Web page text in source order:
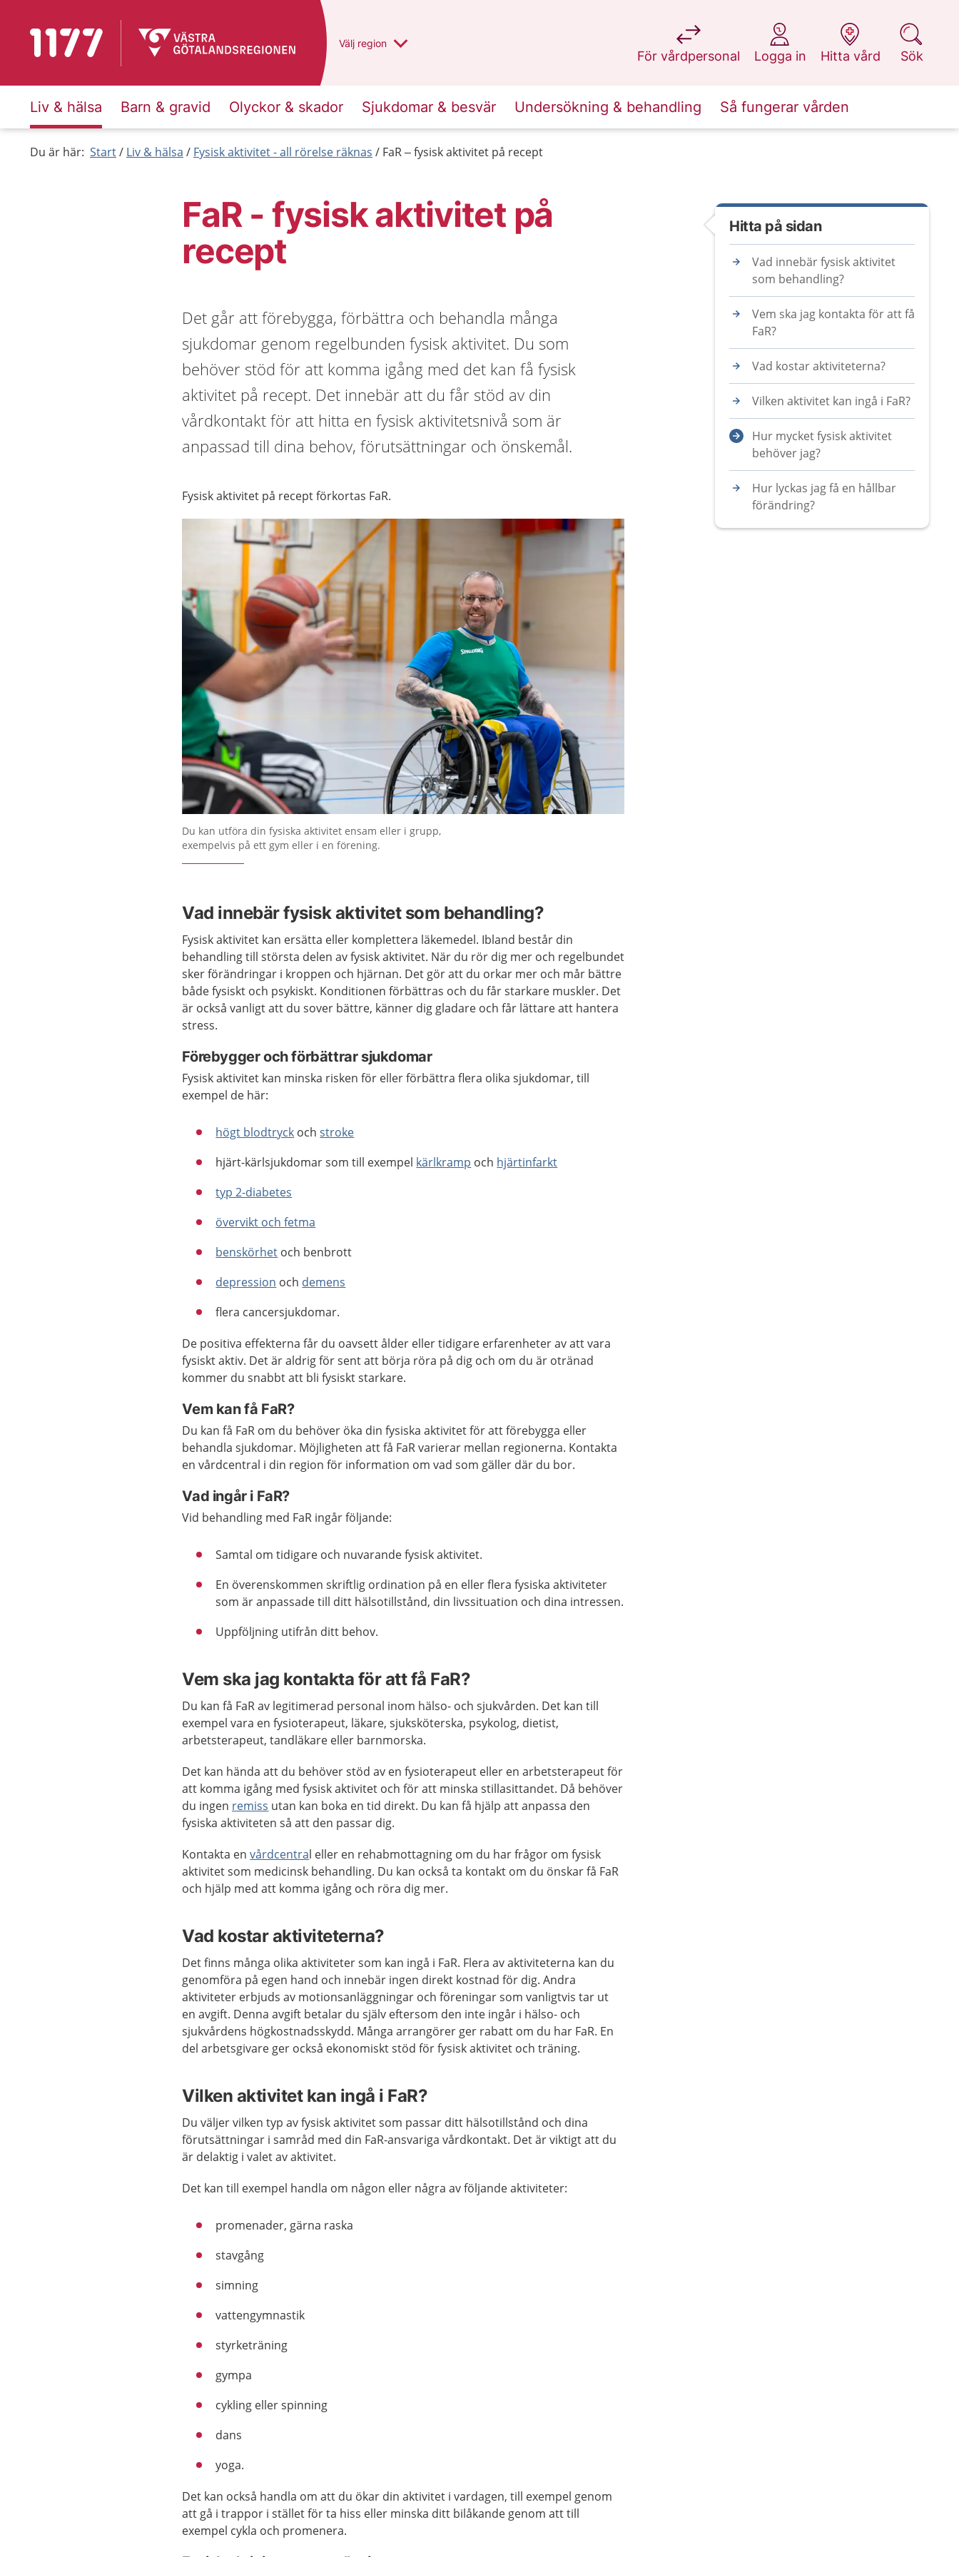
Till startsidan för 1177 Du har valt region
Välj en annan
region
För vårdpersonal
på 1177.se
Logga in
på 1177.se
Hitta vård
på 1177.se
Sök
på 1177.se
Liv & hälsa Barn & gravid Olyckor & skador Sjukdomar & besvär Undersökning & behandling Så fungerar vården
Du är här: Start Liv & hälsa Fysisk aktivitet - all rörelse räknas FaR – fysisk aktivitet på recept
FaR - fysisk aktivitet på
recept
Det går att förebygga, förbättra och behandla många
sjukdomar genom regelbunden fysisk aktivitet. Du som
behöver stöd för att komma igång med det kan få fysisk
aktivitet på recept. Det innebär att du får stöd av din
vårdkontakt för att hitta en fysisk aktivitetsnivå som är
anpassad till dina behov, förutsättningar och önskemål.
Fysisk aktivitet på recept förkortas FaR.
Du kan utföra din fysiska aktivitet ensam eller i grupp,
exempelvis på ett gym eller i en förening.
Vad innebär fysisk aktivitet som behandling?
Fysisk aktivitet kan ersätta eller komplettera läkemedel. Ibland består din
behandling till största delen av fysisk aktivitet. När du rör dig mer och regelbundet
sker förändringar i kroppen och hjärnan. Det gör att du orkar mer och mår bättre
både fysiskt och psykiskt. Konditionen förbättras och du får starkare muskler. Det
är också vanligt att du sover bättre, känner dig gladare och får lättare att hantera
stress.
Förebygger och förbättrar sjukdomar
Fysisk aktivitet kan minska risken för eller förbättra flera olika sjukdomar, till
exempel de här:
högt blodtryck ochstroke
hjärt-kärlsjukdomar som till exempel kärlkramp och hjärtinfarkt
typ 2-diabetes
övervikt och fetma
benskörhet och benbrott
depression och demens
flera cancersjukdomar.
De positiva effekterna får du oavsett ålder eller tidigare erfarenheter av att vara
fysiskt aktiv. Det är aldrig för sent att börja röra på dig och om du är otränad
kommer du snabbt att bli fysiskt starkare.
Vem kan få FaR?
Du kan få FaR om du behöver öka din fysiska aktivitet för att förebygga eller
behandla sjukdomar. Möjligheten att få FaR varierar mellan regionerna. Kontakta
en vårdcentral i din region för information om vad som gäller där du bor.
Vad ingår i FaR?
Vid behandling med FaR ingår följande:
Samtal om tidigare och nuvarande fysisk aktivitet.
En överenskommen skriftlig ordination på en eller flera fysiska aktiviteter
som är anpassade till ditt hälsotillstånd, din livssituation och dina intressen.
Uppföljning utifrån ditt behov.
Vem ska jag kontakta för att få FaR?
Du kan få FaR av legitimerad personal inom hälso- och sjukvården. Det kan till
exempel vara en fysioterapeut, läkare, sjuksköterska, psykolog, dietist,
arbetsterapeut, tandläkare eller barnmorska.
Det kan hända att du behöver stöd av en fysioterapeut eller en arbetsterapeut för
att komma igång med fysisk aktivitet och för att minska stillasittandet. Då behöver
du ingen remiss utan kan boka en tid direkt. Du kan få hjälp att anpassa den
fysiska aktiviteten så att den passar dig.
Kontakta envårdcentral eller en rehabmottagning om du har frågor om fysisk
aktivitet som medicinsk behandling. Du kan också ta kontakt om du önskar få FaR
och hjälp med att komma igång och röra dig mer.
Vad kostar aktiviteterna?
Det finns många olika aktiviteter som kan ingå i FaR. Flera av aktiviteterna kan du
genomföra på egen hand och innebär ingen direkt kostnad för dig. Andra
aktiviteter erbjuds av motionsanläggningar och föreningar som vanligtvis tar ut
en avgift. Denna avgift betalar du själv eftersom den inte ingår i hälso- och
sjukvårdens högkostnadsskydd. Många arrangörer ger rabatt om du har FaR. En
del arbetsgivare ger också ekonomiskt stöd för fysisk aktivitet och träning.
Vilken aktivitet kan ingå i FaR?
Du väljer vilken typ av fysisk aktivitet som passar ditt hälsotillstånd och dina
förutsättningar i samråd med din FaR-ansvariga vårdkontakt. Det är viktigt att du
är delaktig i valet av aktivitet.
Det kan till exempel handla om någon eller några av följande aktiviteter:
promenader, gärna raska
stavgång
simning
vattengymnastik
styrketräning
gympa
cykling eller spinning
dans
yoga.
Det kan också handla om att du ökar din aktivitet i vardagen, till exempel genom
att gå i trappor i stället för ta hiss eller minska ditt bilåkande genom att till
exempel cykla och promenera.
Hitta på sidan
Vad innebär fysisk aktivitet
som behandling?
Vem ska jag kontakta för att få
FaR?
Vad kostar aktiviteterna?
Vilken aktivitet kan ingå i FaR?
Hur mycket fysisk aktivitet
behöver jag?
Hur lyckas jag få en hållbar
förändring?